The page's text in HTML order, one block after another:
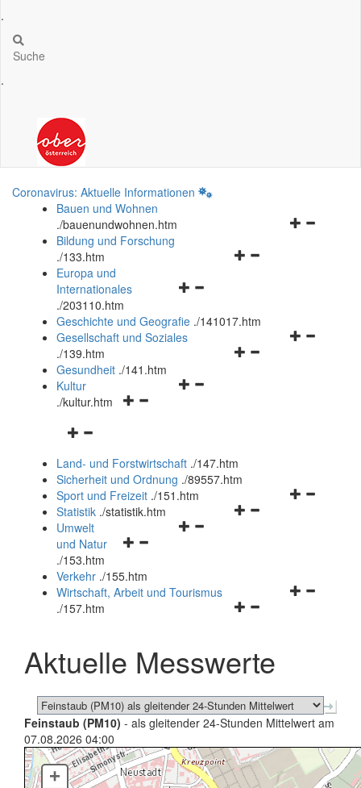
.
Suche
.
Coronavirus: Aktuelle Informationen
Bauen und Wohnen
./bauenundwohnen.htm
Navigationsmenü
Bildung und Forschung
./133.htm
Navigationsmenü
und
schließen
Europa und
Internationales
./203110.htm
Geschichte und Geografie ./141017.htm
Navigationsmenü
Gesellschaft und Soziales
./139.htm
Navigationsmenü
Gesundheit ./141.htm
Navigationsmenü
Kultur
./kultur.htm
Navigationsmenü
und
schließen
Land- und Forstwirtschaft ./147.htm
Sicherheit und Ordnung ./89557.htm
Navigationsmenü
Sport und Freizeit ./151.htm
Navigationsmenü
Statistik ./statistik.htm
Navigationsmenü
und
schließen
Umwelt
und Natur
./153.htm
Verkehr ./155.htm
Navigationsmenü
schließen
Wirtschaft, Arbeit und Tourismus
./157.htm
Aktuelle Messwerte
Feinstaub (PM10) - als gleitender 24-Stunden Mittelwert am
07.08.2026 04:00
+